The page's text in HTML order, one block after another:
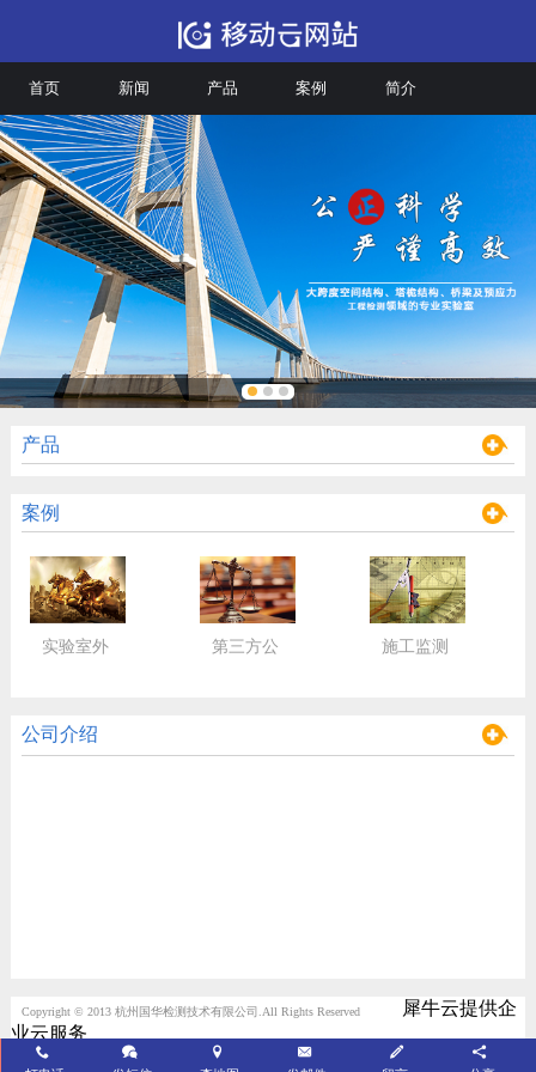
首页 新闻 产品 案例 简介
产品
案例
实验室外
第三方公
施工监测
公司介绍
Copyright © 2013 杭州国华检测技术有限公司.All Rights Reserved
犀牛云提供企
业云服务